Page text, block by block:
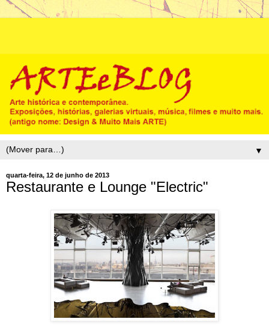
▼
quarta-feira, 12 de junho de 2013
Restaurante e Lounge "Electric"